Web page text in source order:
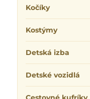
Kočíky
Kostýmy
Detská izba
Detské vozidlá